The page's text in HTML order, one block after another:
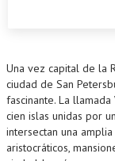
Una vez capital de la
ciudad de San
fascinante. La
cien islas unidas por
intersectan una
aristocráticos,